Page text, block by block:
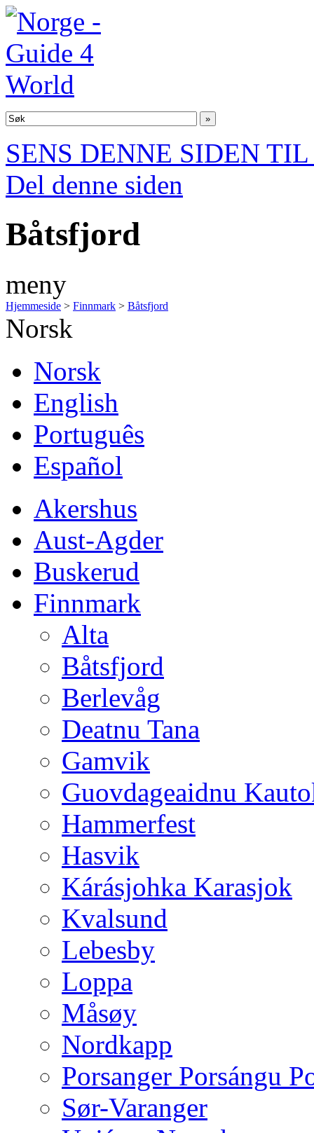
SENS DENNE SIDEN
Del denne siden
Båtsfjord
meny
Hjemmeside > Finnmark > Båtsfjord
Norsk
Norsk
English
Português
Español
Akershus
Aust-Agder
Buskerud
Finnmark
Alta
Båtsfjord
Berlevåg
Deatnu Tana
Gamvik
Guovdageaidnu
Hammerfest
Hasvik
Kárásjohka Karasjok
Kvalsund
Lebesby
Loppa
Måsøy
Nordkapp
Porsanger Porsángu
Sør-Varanger